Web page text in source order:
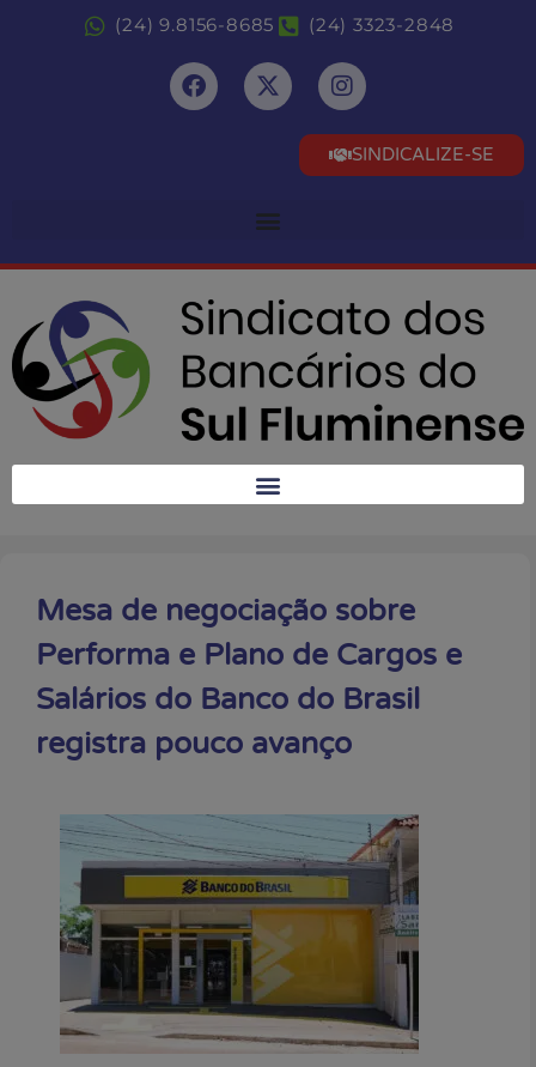
(24) 9.8156-8685 (24) 3323-2848
SINDICALIZE-SE
Mesa de negociação sobre
Performa e Plano de Cargos e
Salários do Banco do Brasil
registra pouco avanço